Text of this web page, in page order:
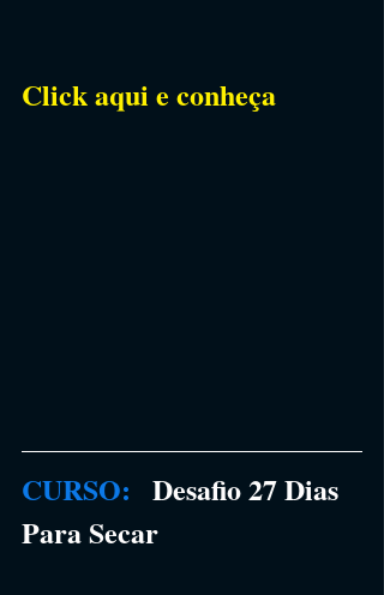
Click aqui e conheça
CURSO: Desafio 27 Dias
Para Secar